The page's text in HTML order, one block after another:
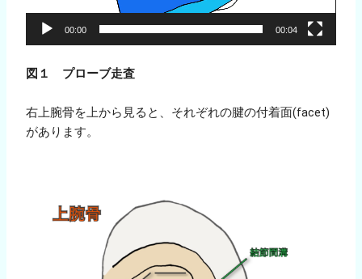
00:00 00:04
図１ プローブ走査
右上腕骨を上から見ると、それぞれの腱の付着面(facet)
があります。